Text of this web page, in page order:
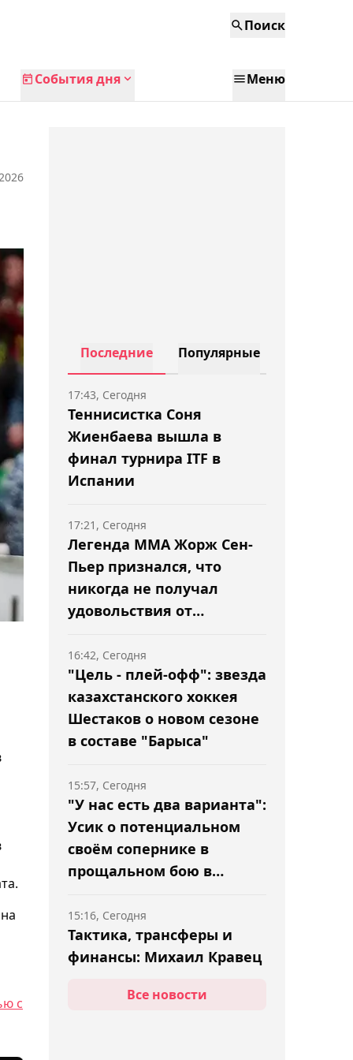
Поиск
События дня Меню
с
Последние Популярные
Теннисистка Соня
Жиенбаева вышла в
финал турнира ITF в
Испании
17:43, Сегодня
Легенда ММА Жорж Сен-
Пьер признался, что
никогда не получал
удовольствия от
17:21, Сегодня
"Цель - плей-офф": звезда
казахстанского хоккея
Шестаков о новом сезоне
в составе "Барыса"
16:42, Сегодня
"У нас есть два варианта":
Усик о потенциальном
своём сопернике в
прощальном бою в
15:57, Сегодня
Тактика, трансферы и
финансы: Михаил Кравец
вопросы на сборах
15:16, Сегодня
Все новости